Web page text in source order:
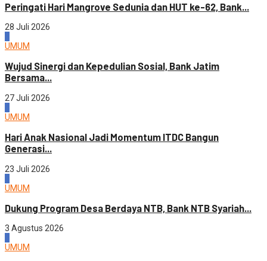
Peringati Hari Mangrove Sedunia dan HUT ke-62, Bank...
28 Juli 2026
UMUM
Wujud Sinergi dan Kepedulian Sosial, Bank Jatim
Bersama...
27 Juli 2026
UMUM
Hari Anak Nasional Jadi Momentum ITDC Bangun
Generasi...
23 Juli 2026
UMUM
Dukung Program Desa Berdaya NTB, Bank NTB Syariah...
3 Agustus 2026
UMUM